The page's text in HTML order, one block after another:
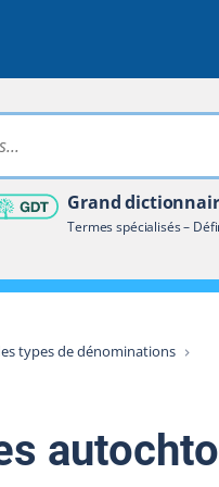
dans tout le site
Grand
Termes spécialisés –
types de dénominations